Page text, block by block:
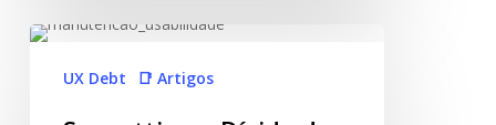
UX Debt 📑 Artigos